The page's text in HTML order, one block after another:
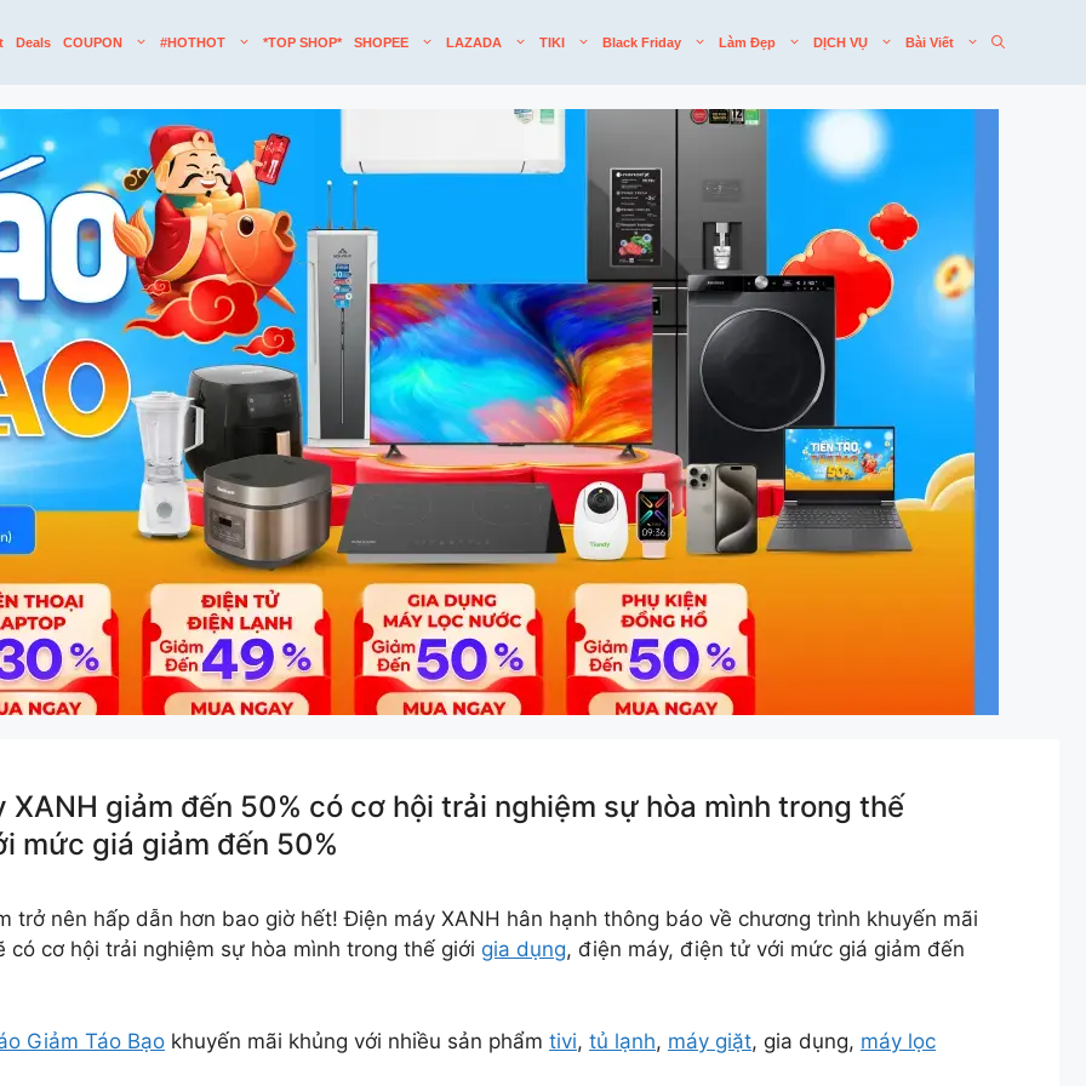
Deals COUPON #HOTHOT *TOP SHOP* SHOPEE LAZADA TIKI Black Friday Làm Đẹp DỊCH VỤ Bài Viết
XANH giảm đến 50% có cơ hội trải nghiệm sự hòa mình trong thế
mức giá giảm đến 50%
trở nên hấp dẫn hơn bao giờ hết! Điện máy XANH hân hạnh thông báo về chương trình khuyến mãi
có cơ hội trải nghiệm sự hòa mình trong thế giới gia dụng, điện máy, điện tử với mức giá giảm đến
Giảm Táo Bạo khuyến mãi khủng với nhiều sản phẩm tivi, tủ lạnh, máy giặt, gia dụng, máy lọc